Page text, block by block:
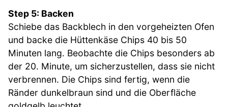
Step 5: Backen
Schiebe das Backblech in den vorgeheizten Ofen
und backe die Hüttenkäse Chips 40 bis 50
Minuten lang. Beobachte die Chips besonders ab
der 20. Minute, um sicherzustellen, dass sie nicht
verbrennen. Die Chips sind fertig, wenn die
Ränder dunkelbraun sind und die Oberfläche